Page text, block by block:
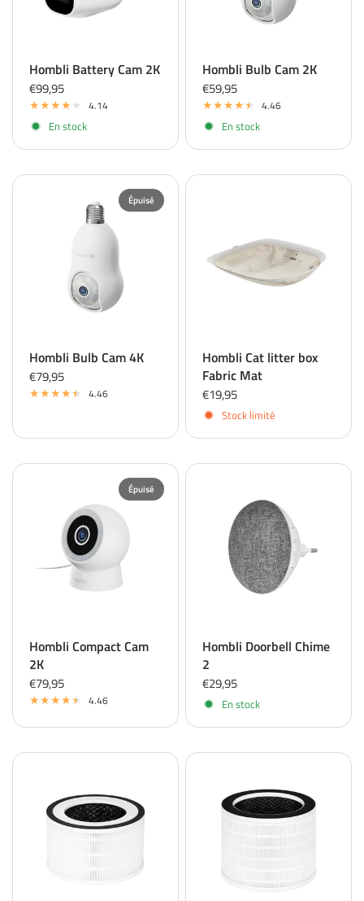
Hombli Battery Cam 2K
€99,95
4.14
En stock
Hombli Bulb Cam 2K
€59,95
4.46
En stock
Épuisé
Hombli Bulb Cam 4K
€79,95
4.46
Hombli Cat litter box
Fabric Mat
€19,95
Stock limité
Épuisé
Hombli Compact Cam
2K
€79,95
4.46
Hombli Doorbell Chime
2
€29,95
En stock